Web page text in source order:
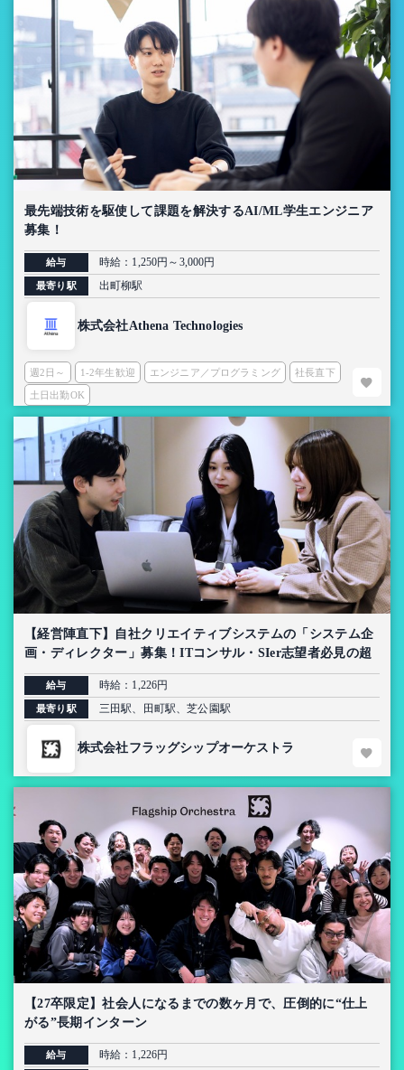
最先端技術を駆使して課題を解決するAI/ML学生エンジニア
募集！
給与 時給：1,250円～3,000円
最寄り駅 出町柳駅
株式会社Athena Technologies
週2日～ 1-2年生歓迎 エンジニア／プログラミング 社長直下
土日出勤OK
【経営陣直下】自社クリエイティブシステムの「システム企
画・ディレクター」募集！ITコンサル・SIer志望者必見の超
上流インターン【AI導入プロジェクト】
給与 時給：1,226円
最寄り駅 三田駅、田町駅、芝公園駅
株式会社フラッグシップオーケストラ
【27卒限定】社会人になるまでの数ヶ月で、圧倒的に“仕上
がる”長期インターン
給与 時給：1,226円